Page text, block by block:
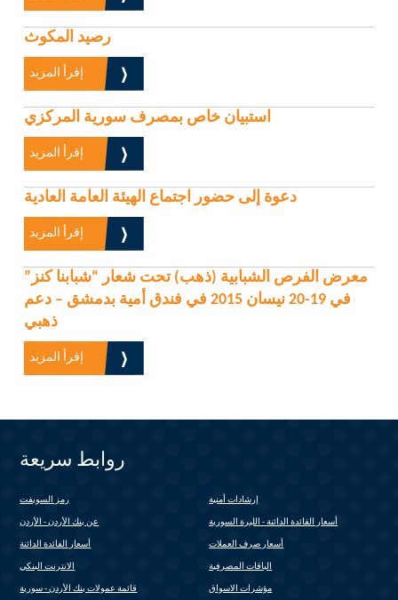
رصيد المكوث
إقرأ المزيد
استبيان خاص بمصرف سورية المركزي
إقرأ المزيد
دعوة إلى حضور اجتماع الهيئة العامة العادية
إقرأ المزيد
معرض الفرص الشبابية (ذهب) تحت شعار “شبابنا كنز”
في 19-20 نيسان 2015 في فندق أمية بدمشق – دعم
ذهبي
إقرأ المزيد
روابط سريعة
رمز السويفت إرشادات أمنية
عن بنك الأردن - الأردن أسعار الفائدة الدائنة - الليرة السورية
أسعار الفائدة الدائنة أسعار صرف العملات
الانترنت البنكي الباقات المصرفية
قائمة عمولات بنك الأردن - سورية مؤشرات الاسواق